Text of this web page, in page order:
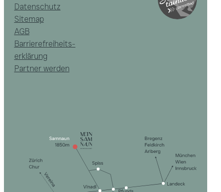
Datenschutz
Sitemap
AGB
Barrierefreiheits­
erklärung
Partner werden